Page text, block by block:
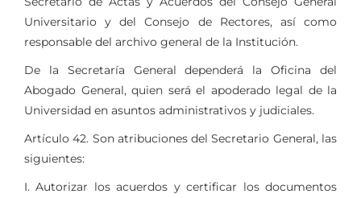
Universitario y del Consejo de Rectores, así como
responsable del archivo general de la Institución.
De la Secretaría General dependerá la Oficina del
Abogado General, quien será el apoderado legal de la
Universidad en asuntos administrativos y judiciales.
Artículo 42. Son atribuciones del Secretario General, las
siguientes:
I. Autorizar los acuerdos y certificar los documentos